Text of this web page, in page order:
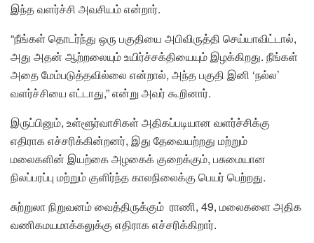
இந்த வளர்ச்சி அவசியம் என்றார்.
“நீங்கள் தொடர்ந்து ஒரு பகுதியை அபிவிருத்தி செய்யாவிட்டால்,
அது அதன் ஆற்றலையும் உயிர்ச்சக்தியையும் இழக்கிறது. நீங்கள்
அதை மேம்படுத்தவில்லை என்றால், அந்த பகுதி இனி ‘நல்ல’
வளர்ச்சியை எட்டாது,” என்று அவர் கூறினார்.
இருப்பினும், உள்ளூர்வாசிகள் அதிகப்படியான வளர்ச்சிக்கு
எதிராக எச்சரிக்கின்றனர், இது தேவையற்றது மற்றும்
மலைகளின் இயற்கை அழகைக் குறைக்கும், பசுமையான
நிலப்பரப்பு மற்றும் குளிர்ந்த காலநிலைக்கு பெயர் பெற்றது.
சுற்றுலா நிறுவனம் வைத்திருக்கும் ராணி, 49, மலைகளை அதிக
வணிகமயமாக்கலுக்கு எதிராக எச்சரிக்கிறார்.